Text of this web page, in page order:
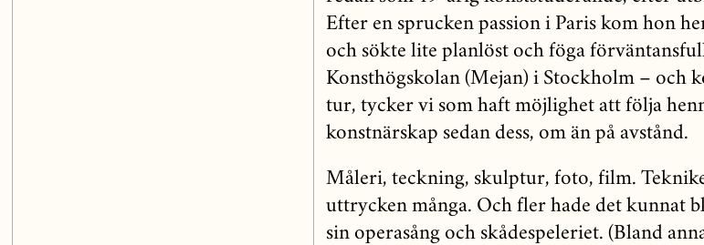
Efter en sprucken passion i Paris kom hon
och sökte lite planlöst och föga
Konsthögskolan (Mejan) i Stockholm – och
tur, tycker vi som haft möjlighet att följa
konstnärskap sedan dess, om än på avstånd.
Måleri, teckning, skulptur, foto, film.
uttrycken många. Och fler hade det kunnat
sin operasång och skådespeleriet. (Bland